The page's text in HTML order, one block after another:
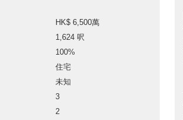
HK$ 6,500萬
1,624 呎
100%
住宅
未知
3
2